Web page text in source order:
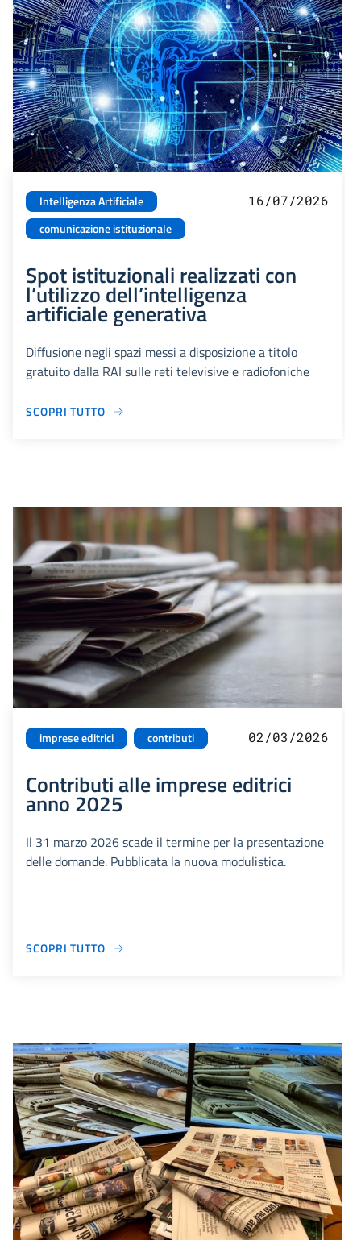
Intelligenza Artificiale
comunicazione istituzionale
16/07/2026
Spot istituzionali realizzati con
l’utilizzo dell’intelligenza
artificiale generativa
Diffusione negli spazi messi a disposizione a titolo
gratuito dalla RAI sulle reti televisive e radiofoniche
SCOPRI TUTTO
imprese editrici contributi 02/03/2026
Contributi alle imprese editrici
anno 2025
Il 31 marzo 2026 scade il termine per la presentazione
delle domande. Pubblicata la nuova modulistica.
SCOPRI TUTTO